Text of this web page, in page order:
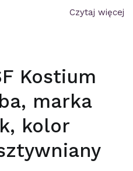
Czytaj więcej
Kostium
marka
kolor